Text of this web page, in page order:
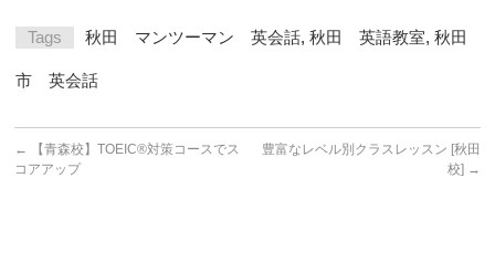
Tags 秋田 マンツーマン 英会話,秋田 英語教室,秋田
市 英会話
←
【青森校】TOEIC®対策コースでス
コアアップ
豊富なレベル別クラスレッスン [秋田
校] →